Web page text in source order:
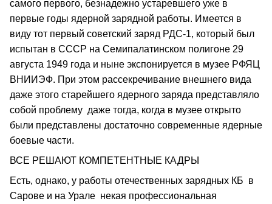
самого первого, безнадежно устаревшего уже в
первые годы ядерной зарядной работы. Имеется в
виду тот первый советский заряд РДС-1, который был
испытан в СССР на Семипалатинском полигоне 29
августа 1949 года и ныне экспонируется в музее РФЯЦ
ВНИИЭФ. При этом рассекречивание внешнего вида
даже этого старейшего ядерного заряда представляло
собой проблему даже тогда, когда в музее открыто
были представлены достаточно современные ядерные
боевые части.
ВСЕ РЕШАЮТ КОМПЕТЕНТНЫЕ КАДРЫ
Есть, однако, у работы отечественных зарядных КБ в
Сарове и на Урале некая профессиональная